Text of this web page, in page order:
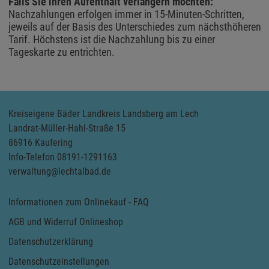
Nachzahlungen erfolgen immer in 15-Minuten-Schritten,
jeweils auf der Basis des Unterschiedes zum nächsthöheren
Tarif. Höchstens ist die Nachzahlung bis zu einer
Tageskarte zu entrichten.
Kreiseigene Bäder Landkreis Landsberg am Lech
Landrat-Müller-Hahl-Straße 15
86916 Kaufering
Info-Telefon 08191-1291163
verwaltung@lechtalbad.de
Informationen zum Onlinekauf - FAQ
AGB und Widerruf Onlineshop
Datenschutzerklärung
Datenschutzeinstellungen